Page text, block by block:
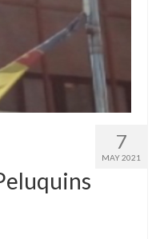
7
MAY 2021